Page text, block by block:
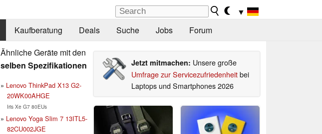
▼
Kaufberatung Deals Suche Jobs Forum
Ähnliche Geräte mit den
selben Spezifikationen
Lenovo ThinkPad X13 G2-
20WK00AHGE
Iris Xe G7 80EUs
Lenovo Yoga Slim 7 13ITL5-
82CU002JGE
Jetzt mitmachen: Unsere große
Umfrage zur Servicezufriedenheitbei
Laptops und Smartphones 2026